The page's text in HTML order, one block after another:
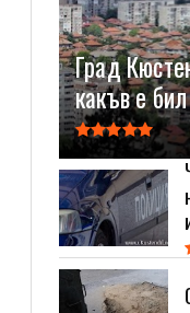
Град
какъв е